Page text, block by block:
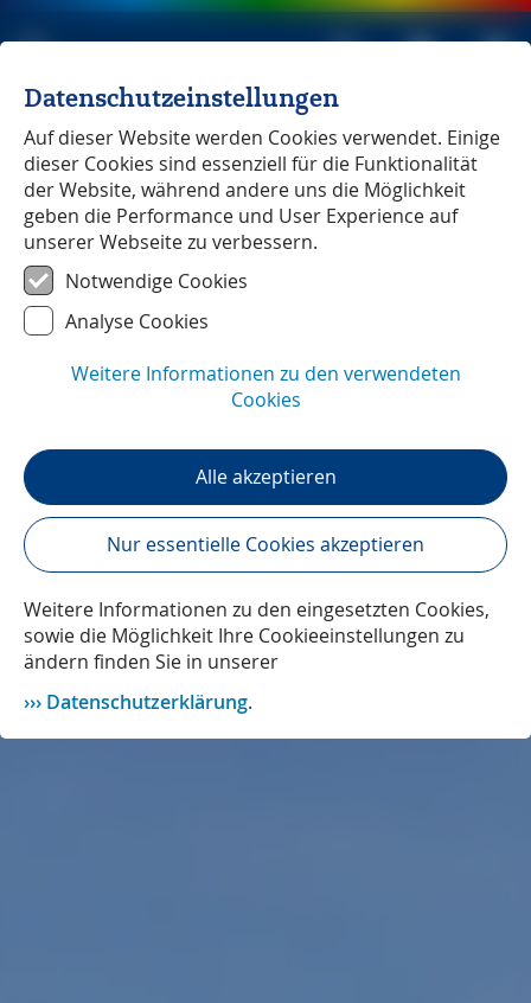
Michael Müller Verlag unabhängig seit 1979
Norwegen
Datenschutzeinstellungen
Auf dieser Website werden Cookies verwendet. Einige
dieser Cookies sind essenziell für die Funktionalität
der Website, während andere uns die Möglichkeit
geben die Performance und User Experience auf
unserer Webseite zu verbessern.
Notwendige Cookies
Analyse Cookies
Weitere Informationen zu den verwendeten
Cookies
Alle akzeptieren
Nur essentielle Cookies akzeptieren
Weitere Informationen zu den eingesetzten Cookies,
sowie die Möglichkeit Ihre Cookieeinstellungen zu
ändern finden Sie in unserer
Datenschutzerklärung.